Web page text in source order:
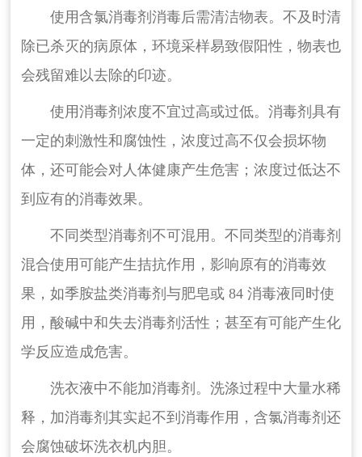
使用含氯消毒剂消毒后需清洁物表。不及时清
除已杀灭的病原体，环境采样易致假阳性，物表也
会残留难以去除的印迹。
使用消毒剂浓度不宜过高或过低。消毒剂具有
一定的刺激性和腐蚀性，浓度过高不仅会损坏物
体，还可能会对人体健康产生危害；浓度过低达不
到应有的消毒效果。
不同类型消毒剂不可混用。不同类型的消毒剂
混合使用可能产生拮抗作用，影响原有的消毒效
果，如季胺盐类消毒剂与肥皂或 84 消毒液同时使
用，酸碱中和失去消毒剂活性；甚至有可能产生化
学反应造成危害。
洗衣液中不能加消毒剂。洗涤过程中大量水稀
释，加消毒剂其实起不到消毒作用，含氯消毒剂还
会腐蚀破坏洗衣机内胆。